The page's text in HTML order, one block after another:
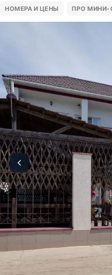
НОМЕРА И ЦЕНЫ ПРО МИНИ-